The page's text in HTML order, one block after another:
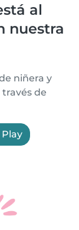
al
nuestra
niñera y
de
Play